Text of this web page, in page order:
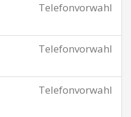
Telefonvorwahl
Telefonvorwahl
Telefonvorwahl